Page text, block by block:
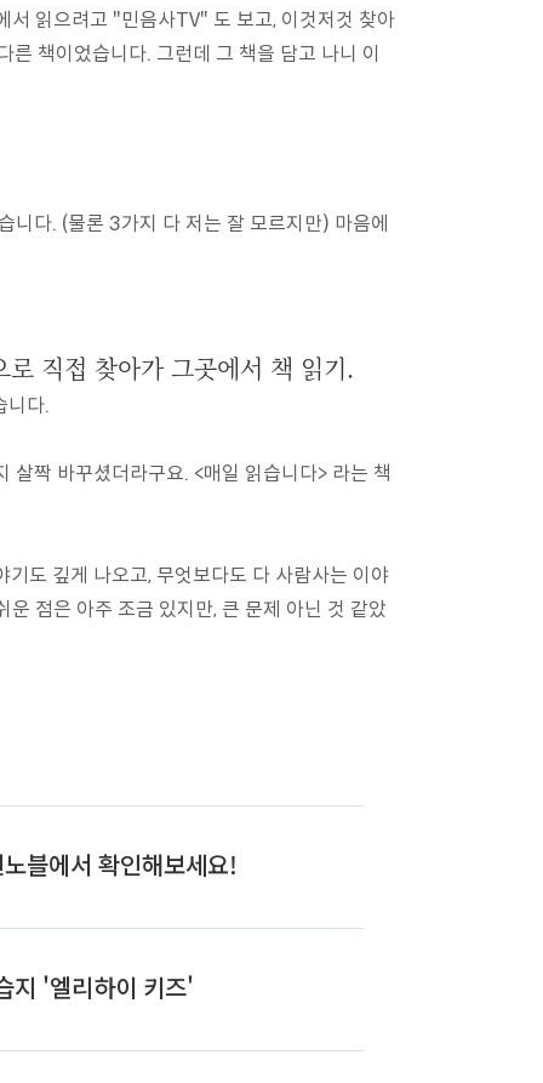
서 읽으려고 "민음사TV" 도 보고, 이것저것 찾아
책이었습니다. 그런데 그 책을 담고 나니 이
니다. (물론 3가지 다 저는 잘 모르지만) 마음에
직접 찾아가 그곳에서 책 읽기.
니다.
살짝 바꾸셨더라구요. <매일 읽습니다> 라는 책
도 깊게 나오고, 무엇보다도 다 사람사는 이야
점은 아주 조금 있지만, 큰 문제 아닌 것 같았